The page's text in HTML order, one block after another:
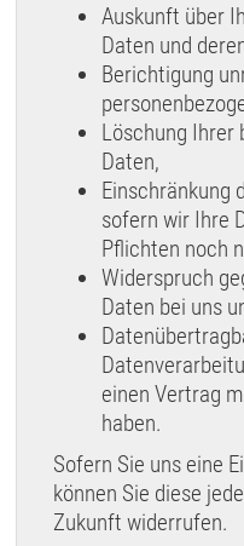
Auskunft über
Daten und
Berichtigung
Löschung Ihrer
Daten,
Einschränkung
sofern wir Ihre
Pflichten noch
Widerspruch
Daten bei uns
einen Vertrag
haben.
Sofern Sie uns eine
können Sie diese
Zukunft widerrufen.